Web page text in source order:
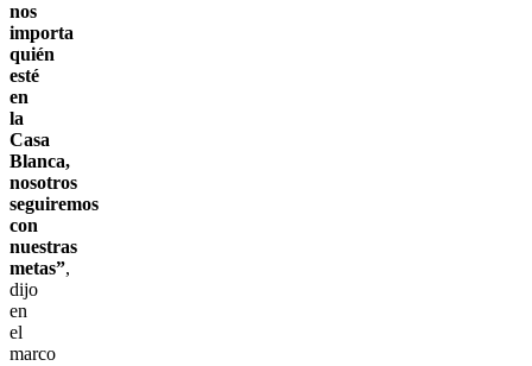
nos
importa
quién
esté
en
la
Casa
Blanca,
nosotros
seguiremos
con
nuestras
metas”,
dijo
en
el
marco